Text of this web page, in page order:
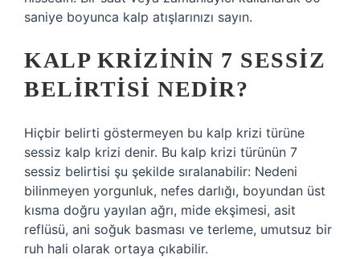
saniye boyunca kalp atışlarınızı sayın.
KALP KRIZININ 7 SESSIZ
BELIRTISI NEDIR?
Hiçbir belirti göstermeyen bu kalp krizi türüne
sessiz kalp krizi denir. Bu kalp krizi türünün 7
sessiz belirtisi şu şekilde sıralanabilir: Nedeni
bilinmeyen yorgunluk, nefes darlığı, boyundan üst
kısma doğru yayılan ağrı, mide ekşimesi, asit
reflüsü, ani soğuk basması ve terleme, umutsuz bir
ruh hali olarak ortaya çıkabilir.